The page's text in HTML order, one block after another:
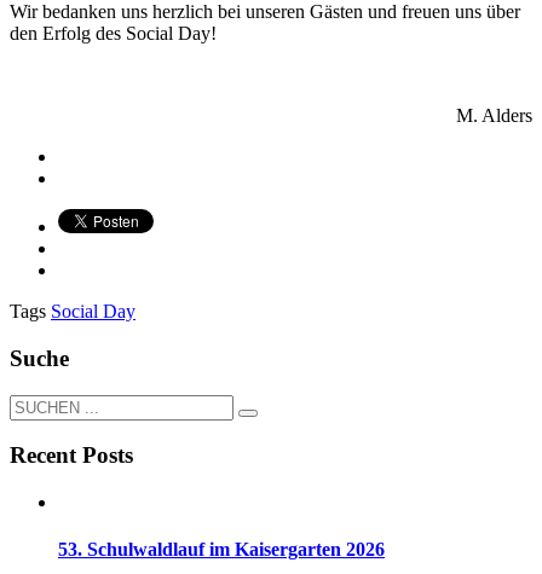
Wir bedanken uns herzlich bei unseren Gästen und freuen uns über
den Erfolg des Social Day!
M. Alders
Tags Social Day
Suche
Recent Posts
53. Schulwaldlauf im Kaisergarten 2026